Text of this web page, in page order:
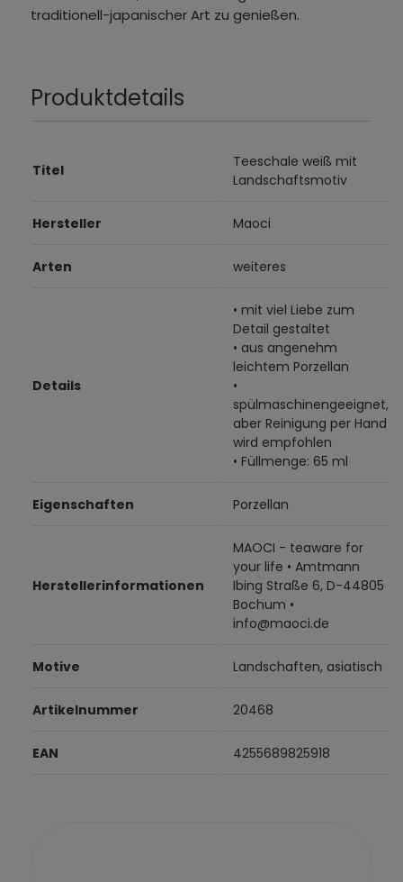
traditionell-japanischer Art zu genießen.
Produktdetails
Titel
Teeschale weiß mit
Landschaftsmotiv
Hersteller Maoci
Arten weiteres
Details
• mit viel Liebe zum
Detail gestaltet
• aus angenehm
leichtem Porzellan
•
spülmaschinengeeignet,
aber Reinigung per Hand
wird empfohlen
• Füllmenge: 65 ml
Eigenschaften Porzellan
Herstellerinformationen
MAOCI - teaware for
your life • Amtmann
Ibing Straße 6, D-44805
Bochum •
info@maoci.de
Motive Landschaften, asiatisch
Artikelnummer 20468
EAN 4255689825918